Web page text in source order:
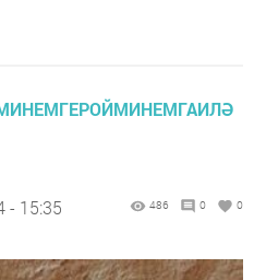
- 15:35 486 0 0